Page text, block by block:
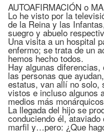
AUTOAFIRMACIÓN o
Lo he visto por la
de la Reina y las
suegro y abuelo
Una visita a un hospital
enfermo; se trata de un
hemos hecho todos.
Hay algunas
las personas que
estatus, van allí no solo,
vistos e incluso algunos
medios más
La llegada del hijo se
conduciendo él,
marfil y…pero: ¿Que